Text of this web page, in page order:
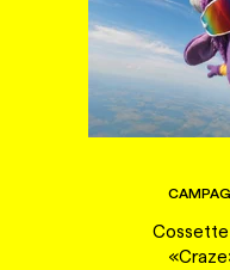
Cossette